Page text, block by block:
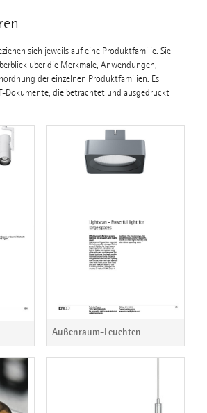
sich jeweils auf eine Produktfamilie. Sie
über die Merkmale, Anwendungen,
der einzelnen Produktfamilien. Es
Dokumente, die betrachtet und ausgedruckt
Außenraum-Leuchten